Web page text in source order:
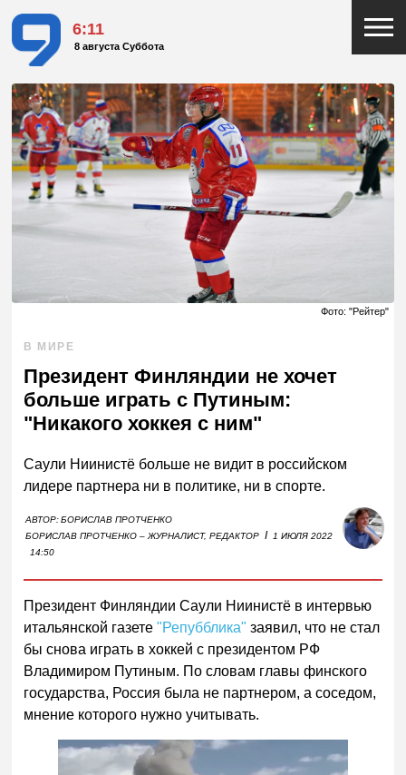
6:11
8 августа Суббота
Фото: "Рейтер"
В МИРЕ
Президент Финляндии не хочет
больше играть с Путиным:
"Никакого хоккея с ним"
Саули Ниинистё больше не видит в российском
лидере партнера ни в политике, ни в спорте.
АВТОР:БОРИСЛАВ ПРОТЧЕНКО
БОРИСЛАВ ПРОТЧЕНКО – ЖУРНАЛИСТ, РЕДАКТОР I
1 ИЮЛЯ 2022
14:50
Президент Финляндии Саули Ниинистё в интервью
итальянской газете"Репубблика" заявил, что не стал
бы снова играть в хоккей с президентом РФ
Владимиром Путиным. По словам главы финского
государства, Россия была не партнером, а соседом,
мнение которого нужно учитывать.